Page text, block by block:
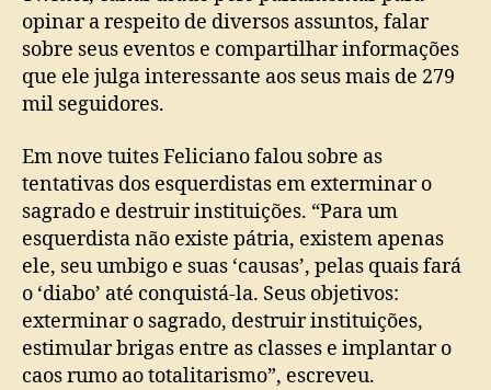
opinar a respeito de diversos assuntos, falar
sobre seus eventos e compartilhar informações
que ele julga interessante aos seus mais de 279
mil seguidores.
Em nove tuites Feliciano falou sobre as
tentativas dos esquerdistas em exterminar o
sagrado e destruir instituições. “Para um
esquerdista não existe pátria, existem apenas
ele, seu umbigo e suas ‘causas’, pelas quais fará
o ‘diabo’ até conquistá-la. Seus objetivos:
exterminar o sagrado, destruir instituições,
estimular brigas entre as classes e implantar o
caos rumo ao totalitarismo”, escreveu.